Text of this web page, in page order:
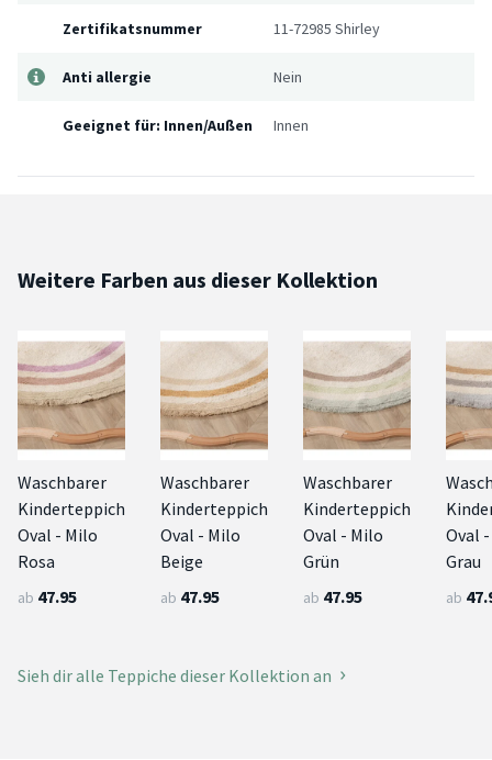
Zertifikatsnummer 11-72985 Shirley
Anti allergie Nein
Geeignet für: Innen/Außen Innen
Weitere Farben aus dieser Kollektion
Waschbarer
Kinderteppich
Oval - Milo
Rosa
ab 47.95
Waschbarer
Kinderteppich
Oval - Milo
Beige
ab 47.95
Waschbarer
Kinderteppich
Oval - Milo
Grün
ab 47.95
Oval
Grau
ab
Sieh dir alle Teppiche dieser Kollektion an